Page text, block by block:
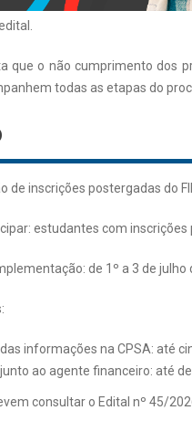
que o não cumprimento dos
todas as etapas do
de inscrições postergadas do
estudantes com
de 1º a 3 de
informações na CPSA: até
ao agente financeiro: até
consultar o Edital nº 45/